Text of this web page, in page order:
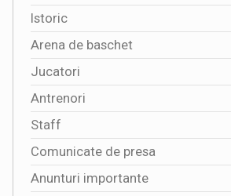
Istoric
Arena de baschet
Jucatori
Antrenori
Staff
Comunicate de presa
Anunturi importante